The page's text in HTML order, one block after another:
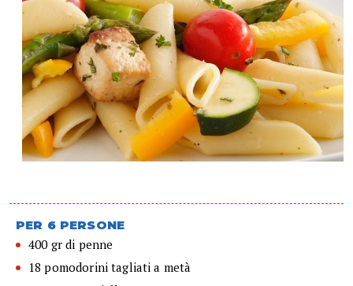
PER 6 PERSONE
400 gr di penne
18 pomodorini tagliati a metà